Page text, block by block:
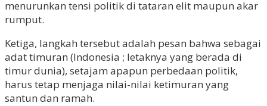
menurunkan tensi politik di tataran elit maupun akar
rumput.
Ketiga, langkah tersebut adalah pesan bahwa sebagai
adat timuran (Indonesia ; letaknya yang berada di
timur dunia), setajam apapun perbedaan politik,
harus tetap menjaga nilai-nilai ketimuran yang
santun dan ramah.